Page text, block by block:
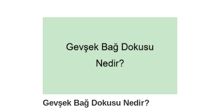
Gevşek Bağ Dokusu Nedir?